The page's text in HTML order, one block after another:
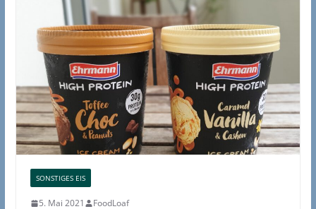
SONSTIGES EIS
5. Mai 2021 FoodLoaf